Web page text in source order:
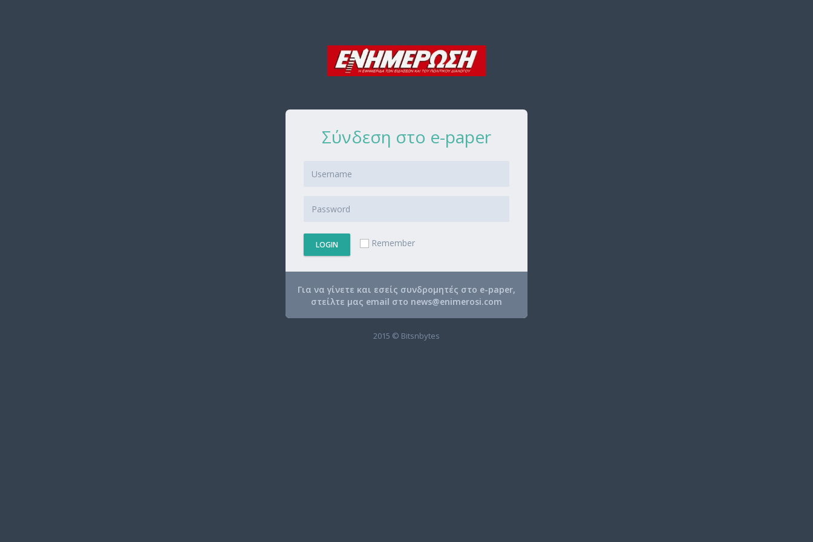
Σύνδεση στο e-paper
LOGIN Remember
Για να γίνετε και εσείς συνδρομητές στο e-paper,
στείλτε μας email στο news@enimerosi.com
2015 © Bitsnbytes